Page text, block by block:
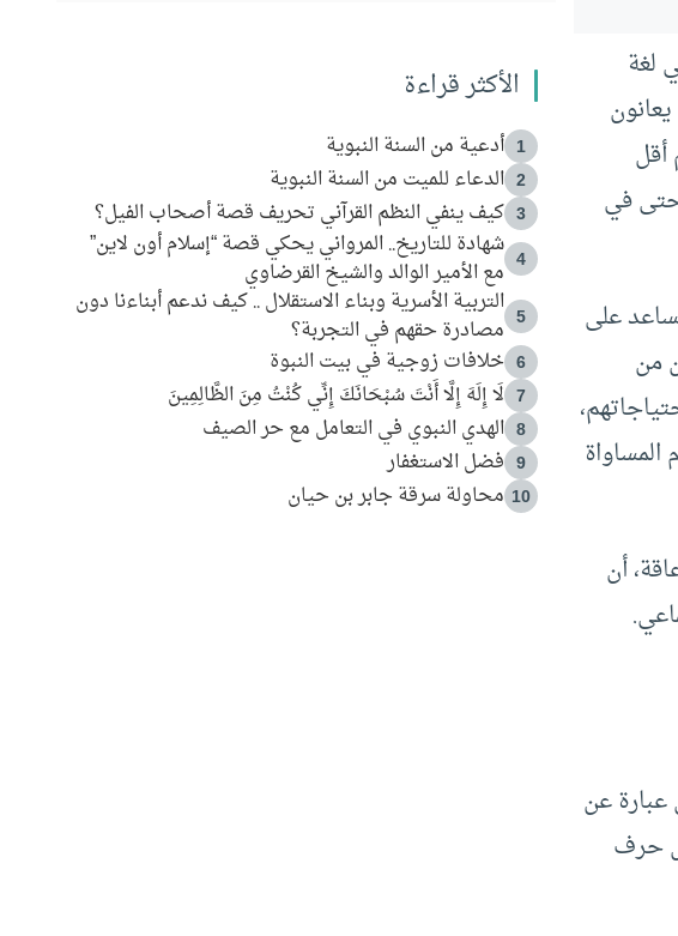
لغة
يقرب من 2.2 مليار شخص يعانون
حتى في
على
من
المساواة
أن
عبارة عن
حرف
الأكثر قراءة
1 أدعية من السنة النبوية
2 الدعاء للميت من السنة النبوية
3 كيف ينفي النظم القرآني تحريف قصة أصحاب الفيل؟
4
شهادة للتاريخ.. المرواني يحكي قصة “إسلام أون لاين”
مع الأمير الوالد والشيخ القرضاوي
5
التربية الأسرية وبناء الاستقلال .. كيف ندعم أبناءنا دون
مصادرة حقهم في التجربة؟
6 خلافات زوجية في بيت النبوة
7 لَا إِلَهَ إِلَّا أَنْتَ سُبْحَانَكَ إِنِّي كُنْتُ مِنَ الظَّالِمِينَ
8 الهدي النبوي في التعامل مع حر الصيف
9 فضل الاستغفار
10 محاولة سرقة جابر بن حيان